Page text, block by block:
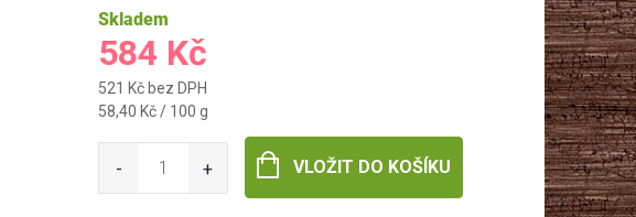
Skladem
584 Kč
521 Kč bez DPH
Měrná
58,40 Kč / 100 g
VLOŽIT DO KOŠÍKU